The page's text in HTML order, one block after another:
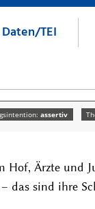
Daten/TEI
assertiv
Hof, Ärzte und
das sind ihre